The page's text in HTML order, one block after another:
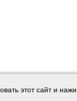
этот сайт и